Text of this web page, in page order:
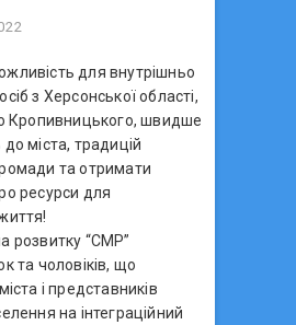
для внутрішньо
з Херсонської області,
Кропивницького, швидше
міста, традицій
та отримати
ресурси для
розвитку “СМР”
та чоловіків, що
і представників
на інтеграційний